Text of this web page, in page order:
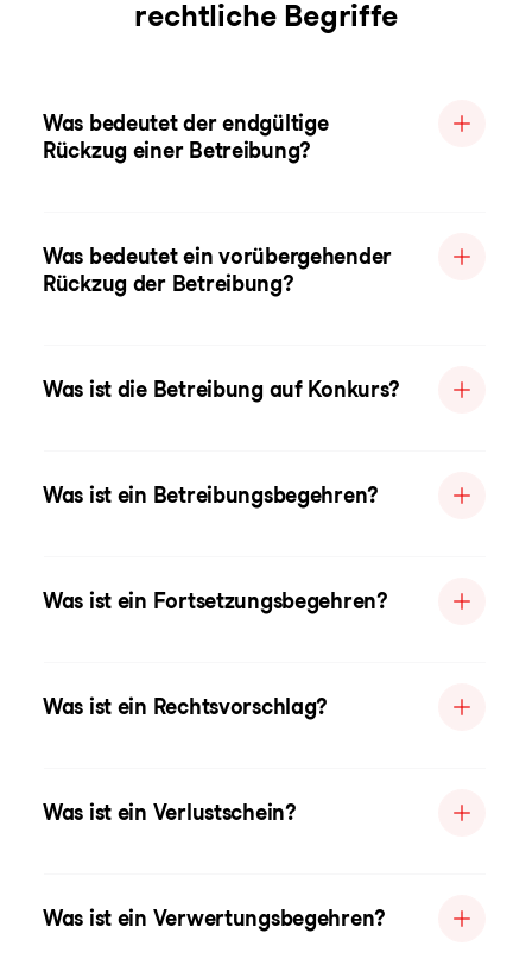
rechtliche Begriffe
Was bedeutet der endgültige
Rückzug einer Betreibung?
Was bedeutet ein vorübergehender
Rückzug der Betreibung?
Was ist die Betreibung auf Konkurs?
Was ist ein Betreibungsbegehren?
Was ist ein Fortsetzungsbegehren?
Was ist ein Rechtsvorschlag?
Was ist ein Verlustschein?
Was ist ein Verwertungsbegehren?